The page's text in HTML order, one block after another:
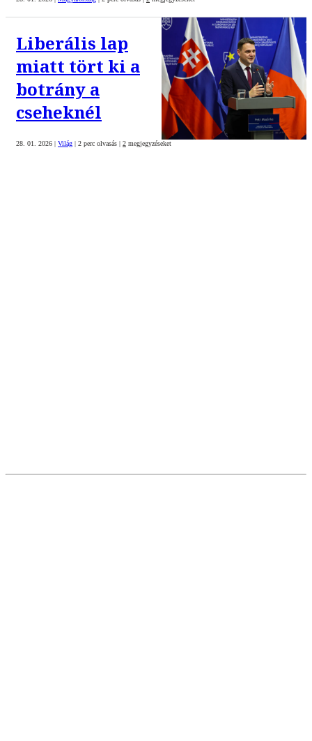
Liberális lap
miatt tört ki a
botrány a
cseheknél
28. 01. 2026 | Világ | 2 perc olvasás | 2 megjegyzéseket